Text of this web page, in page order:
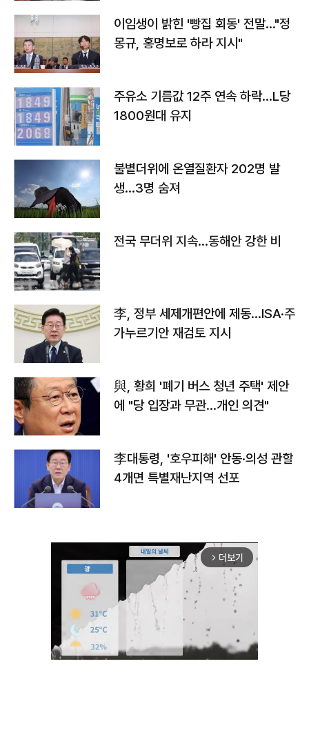
이임생이 밝힌 '빵집 회동' 전말…"정
몽규, 홍명보로 하라 지시"
주유소 기름값 12주 연속 하락…L당
1800원대 유지
불볕더위에 온열질환자 202명 발
생…3명 숨져
전국 무더위 지속…동해안 강한 비
李, 정부 세제개편안에 제동…ISA·주
가누르기안 재검토 지시
與, 황희 '폐기 버스 청년 주택' 제안
에 "당 입장과 무관…개인 의견"
李대통령, '호우피해' 안동·의성 관할
4개면 특별재난지역 선포
arrow_forward_ios 더보기